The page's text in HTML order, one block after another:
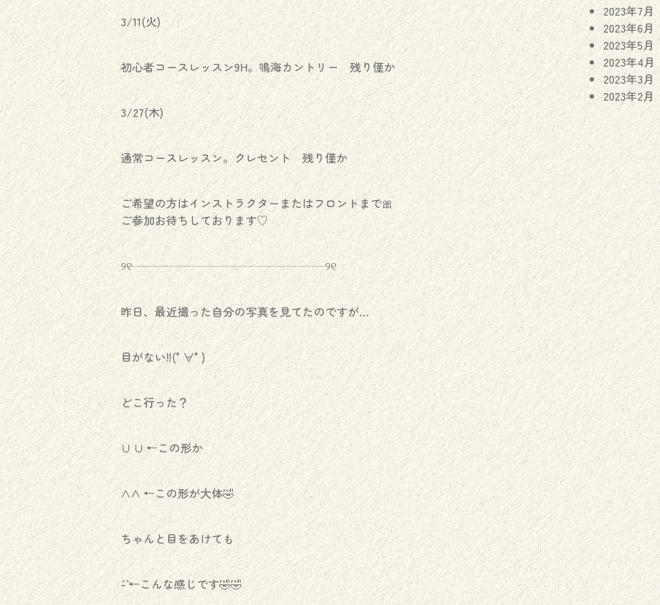
3/11(火)
初心者コースレッスン9H。鳴海カントリー 残り僅か
3/27(木)
通常コースレッスン。クレセント 残り僅か
ご希望の方はインストラクターまたはフロントまで🎀
ご参加お待ちしております♡
୨୧┈┈┈┈┈┈┈┈┈┈┈┈┈┈┈┈┈୨୧
昨日、最近撮った自分の写真を見てたのですが…
目がない‼️(°∀°)
どこ行った？
∪ ∪ ←この形か
∧∧ ←この形が大体🤣
ちゃんと目をあけても
´-` ←こんな感じです🤣🤣
2023年7月
2023年6月
2023年5月
2023年4月
2023年3月
2023年2月